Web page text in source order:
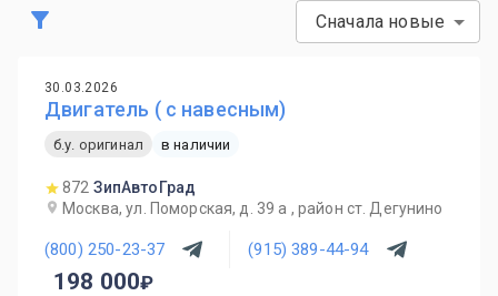
Сначала новые
30.03.2026
Двигатель ( с навесным)
б.у. оригинал в наличии
872 ЗипАвтоГрад
Москва, ул. Поморская, д. 39 а , район ст. Дегунино
(800) 250-23-37 (915) 389-44-94
198 000